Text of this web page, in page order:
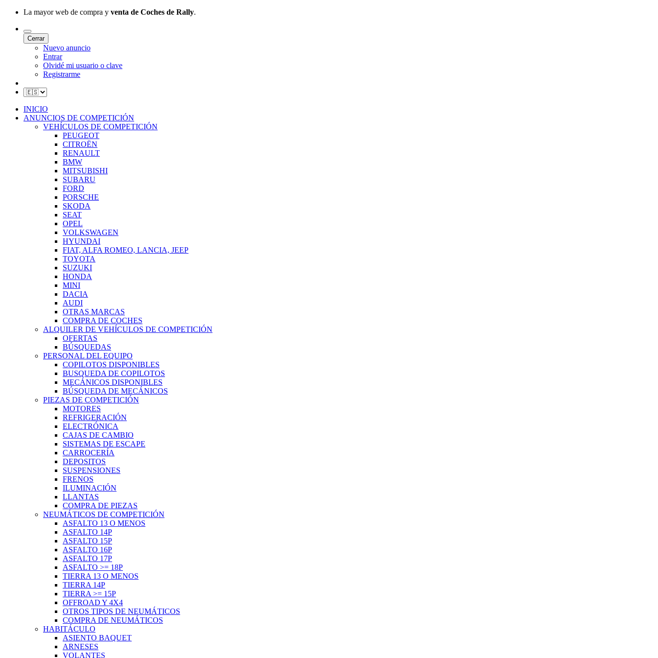
La mayor web de compra y venta de Coches de Rally.
Cerrar
Nuevo anuncio
Entrar
Olvidé mi usuario o clave
Registrarme
INICIO
ANUNCIOS DE COMPETICIÓN
VEHÍCULOS DE COMPETICIÓN
PEUGEOT
CITROËN
RENAULT
BMW
MITSUBISHI
SUBARU
FORD
PORSCHE
SKODA
SEAT
OPEL
VOLKSWAGEN
HYUNDAI
FIAT, ALFA ROMEO, LANCIA, JEEP
TOYOTA
SUZUKI
HONDA
MINI
DACIA
AUDI
OTRAS MARCAS
COMPRA DE COCHES
ALQUILER DE VEHÍCULOS DE COMPETICIÓN
OFERTAS
BÚSQUEDAS
PERSONAL DEL EQUIPO
COPILOTOS DISPONIBLES
BUSQUEDA DE COPILOTOS
MECÁNICOS DISPONIBLES
BÚSQUEDA DE MECÁNICOS
PIEZAS DE COMPETICIÓN
MOTORES
REFRIGERACIÓN
ELECTRÓNICA
CAJAS DE CAMBIO
SISTEMAS DE ESCAPE
CARROCERÍA
DEPOSITOS
SUSPENSIONES
FRENOS
ILUMINACIÓN
LLANTAS
COMPRA DE PIEZAS
NEUMÁTICOS DE COMPETICIÓN
ASFALTO 13 O MENOS
ASFALTO 14P
ASFALTO 15P
ASFALTO 16P
ASFALTO 17P
ASFALTO >= 18P
TIERRA 13 O MENOS
TIERRA 14P
TIERRA >= 15P
OFFROAD Y 4X4
OTROS TIPOS DE NEUMÁTICOS
COMPRA DE NEUMÁTICOS
HABITÁCULO
ASIENTO BAQUET
ARNESES
VOLANTES